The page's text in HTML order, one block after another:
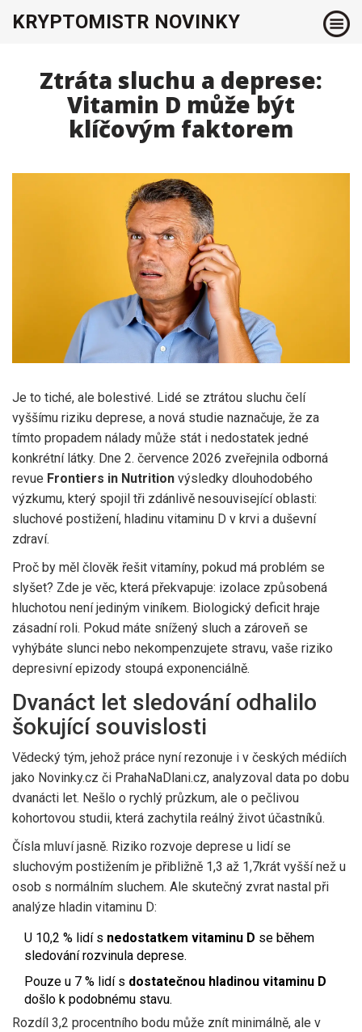
KRYPTOMISTR NOVINKY
Ztráta sluchu a deprese:
Vitamin D může být
klíčovým faktorem
Je to tiché, ale bolestivé. Lidé se ztrátou sluchu čelí
vyššímu riziku deprese, a nová studie naznačuje, že za
tímto propadem nálady může stát i nedostatek jedné
konkrétní látky. Dne 2. července 2026 zveřejnila odborná
revue Frontiers in Nutrition výsledky dlouhodobého
výzkumu, který spojil tři zdánlivě nesouvisející oblasti:
sluchové postižení, hladinu vitaminu D v krvi a duševní
zdraví.
Proč by měl člověk řešit vitamíny, pokud má problém se
slyšet? Zde je věc, která překvapuje: izolace způsobená
hluchotou není jediným viníkem. Biologický deficit hraje
zásadní roli. Pokud máte snížený sluch a zároveň se
vyhýbáte slunci nebo nekompenzujete stravu, vaše riziko
depresivní epizody stoupá exponenciálně.
Dvanáct let sledování odhalilo
šokující souvislosti
Vědecký tým, jehož práce nyní rezonuje i v českých médiích
jako Novinky.cz či PrahaNaDlani.cz, analyzoval data po dobu
dvanácti let. Nešlo o rychlý průzkum, ale o pečlivou
kohortovou studii, která zachytila reálný život účastníků.
Čísla mluví jasně. Riziko rozvoje deprese u lidí se
sluchovým postižením je přibližně 1,3 až 1,7krát vyšší než u
osob s normálním sluchem. Ale skutečný zvrat nastal při
analýze hladin vitaminu D:
U 10,2 % lidí s nedostatkem vitaminu D se během
sledování rozvinula deprese.
Pouze u 7 % lidí s dostatečnou hladinou vitaminu D
došlo k podobnému stavu.
Rozdíl 3,2 procentního bodu může znít minimálně, ale v